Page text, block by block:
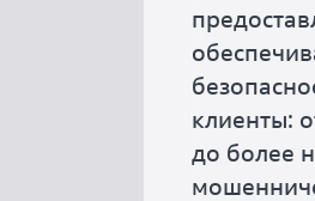
клиенты:
до более